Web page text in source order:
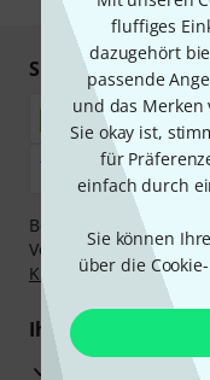
fluffiges
dazugehört
passende
und das Merken
Sie okay ist,
für
einfach durch
Sie können
über die
Sicher einkaufen &
Bezahlen Sie
Vorkasse, PayPal,
Klarna Ratenzahlung
Ihre Vorteile
3 Jahre Thomann